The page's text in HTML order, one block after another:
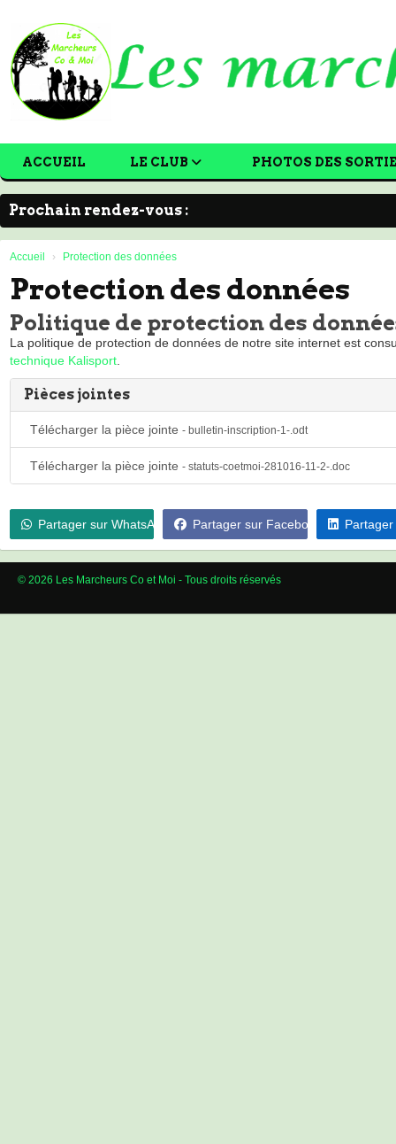
ACCUEIL LE CLUB PHOTOS DES
Prochain rendez-vous :
Accueil Protection des données
Protection des données
Politique de protection des
La politique de protection de données de notre site internet est
technique Kalisport.
Pièces jointes
Télécharger la pièce jointe- bulletin-inscription-1-.odt
Télécharger la pièce jointe- statuts-coetmoi-281016-11-2-.doc
Partager sur WhatsApp Partager sur Facebook
© 2026 Les Marcheurs Co et Moi - Tous droits réservés